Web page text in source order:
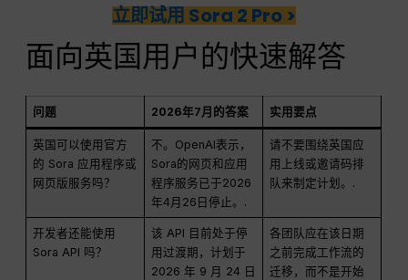
立即试用 Sora 2 Pro >
面向英国用户的快速解答
问题 2026年7月的答案 实用要点
英国可以使用官方
的 Sora 应用程序或
网页版服务吗？
不。OpenAI表示，
Sora的网页和应用
程序服务已于2026
年4月26日停止。.
请不要围绕英国应
用上线或邀请码排
队来制定计划。.
开发者还能使用
Sora API 吗？
该 API 目前处于停
用过渡期，计划于
2026 年 9 月 24 日
各团队应在该日期
之前完成工作流的
迁移，而不是开始